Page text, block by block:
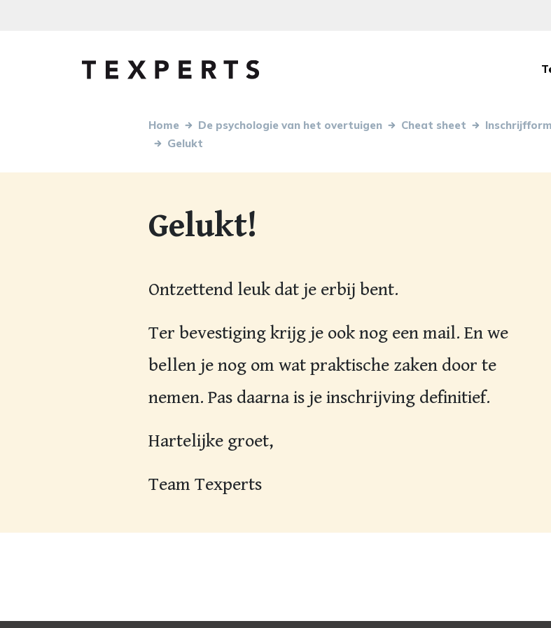
Home De psychologie van het overtuigen Cheat sheet
Gelukt
Gelukt!
Ontzettend leuk dat je erbij bent.
Ter bevestiging krijg je ook nog een mail. En we
bellen je nog om wat praktische zaken door te
nemen. Pas daarna is je inschrijving definitief.
Hartelijke groet,
Team Texperts